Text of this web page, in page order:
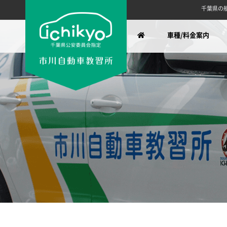
千葉県の
車種/料金案内